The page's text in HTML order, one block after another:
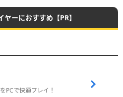
ーにおすすめ【PR】
PCで快適プレイ！